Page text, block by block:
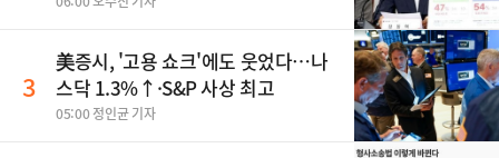
3
美증시, '고용 쇼크'에도 웃었다…나
스닥 1.3%↑·S&P 사상 최고
05:00 정인균 기자